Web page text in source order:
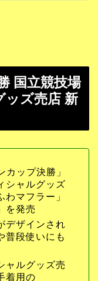
国立競技場
ッズ売店 新
カップ決勝」
シャルグッズ
マフラー」
を発売
デザインされ
普段使いにも
ャルグッズ売
着用の